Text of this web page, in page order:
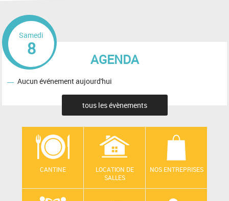
AGENDA
Samedi
8
Aucun événement aujourd'hui
tous les évènements
CANTINE
LOCATION DE
SALLES
NOS ENTREPRISES